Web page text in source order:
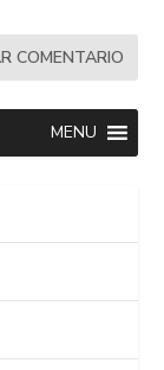
MENU